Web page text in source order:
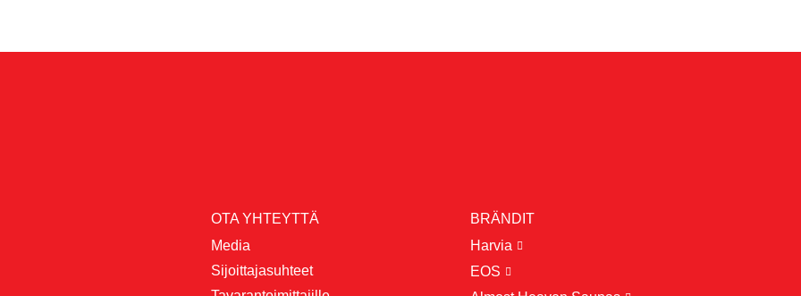
OTA YHTEYTTÄ
Media
Sijoittajasuhteet
BRÄNDIT
Harvia
EOS